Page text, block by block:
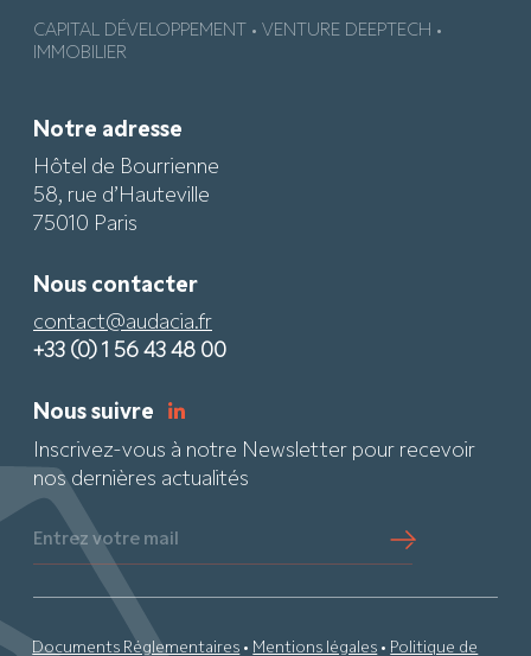
CAPITAL DÉVELOPPEMENT • VENTURE DEEPTECH •
IMMOBILIER
Notre adresse
Hôtel de Bourrienne
58, rue d’Hauteville
75010 Paris
Nous contacter
contact@audacia.fr
+33 (0) 1 56 43 48 00
Nous suivre
Inscrivez-vous à notre Newsletter pour recevoir
nos dernières actualités
Entrez votre mail
Documents Réglementaires • Mentions légales • Politique de